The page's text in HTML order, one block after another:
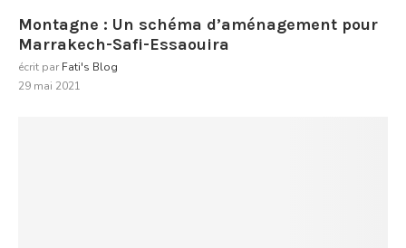
Montagne : Un schéma d’aménagement pour
Marrakech-Safi-Essaouira
écrit par Fati's Blog
29 mai 2021